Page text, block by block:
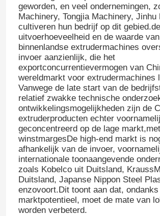
geworden, en veel ondernemingen,
Machinery, Tongjia Machinery, Jinhu
cultiveren hun bedrijf op dit gebied.de
uitvoerhoeveelheid en de waarde
binnenlandse extrudermachines
invoer aanzienlijk, die het
exportconcurrentievermogen van
wereldmarkt voor extrudermachines
Vanwege de late start van de
relatief zwakke technische
ontwikkelingsmogelijkheden zijn de
extruderproducten echter
geconcentreerd op de lage
winstmargesDe high-end markt is
afhankelijk van de invoer,
internationale toonaangevende
zoals Kobelco uit Duitsland,
Duitsland, Japanse Nippon Steel
enzovoort.Dit toont aan dat,
marktpotentieel, moet de mate van
worden verbeterd.